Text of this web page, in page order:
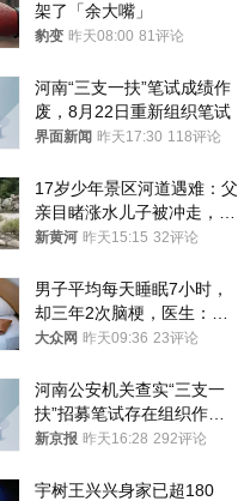
架了「余大嘴」
豹变 昨天08:00 81评论
河南“三支一扶”笔试成绩作
废，8月22日重新组织笔试
界面新闻 昨天17:30 118评论
17岁少年景区河道遇难：父
亲目睹涨水儿子被冲走，当
地排除上游泄洪，家属盼厘
新黄河 昨天15:15 32评论
男子平均每天睡眠7小时，
却三年2次脑梗，医生：这
样睡觉更伤身
大众网 昨天09:36 23评论
河南公安机关查实“三支一
扶”招募笔试存在组织作弊
犯罪行为
新京报 昨天16:28 292评论
宇树王兴兴身家已超180